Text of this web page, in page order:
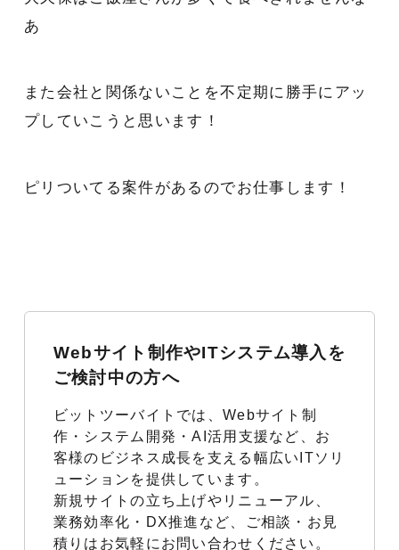
あ
また会社と関係ないことを不定期に勝手にアッ
プしていこうと思います！
ピリついてる案件があるのでお仕事します！
Webサイト制作やITシステム導入を
ご検討中の方へ
ビットツーバイトでは、Webサイト制
作・システム開発・AI活用支援など、お
客様のビジネス成長を支える幅広いITソリ
ューションを提供しています。
新規サイトの立ち上げやリニューアル、
業務効率化・DX推進など、ご相談・お見
積りはお気軽にお問い合わせください。